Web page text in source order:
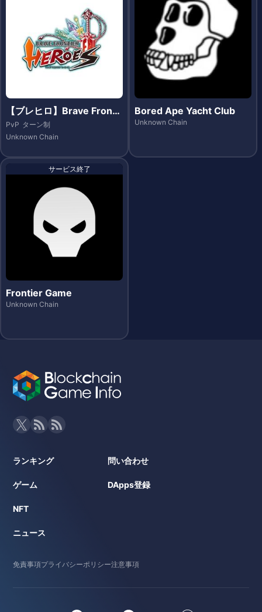
【ブレヒロ】Brave Fronti
er Heroes（ブレイブ フロ
ンティア ヒーローズ）- Et
PvP ターン制
Unknown Chain
Bored Ape Yacht Club
Unknown Chain
サービス終了
Frontier Game
Unknown Chain
ランキング
ゲーム
NFT
ニュース
問い合わせ
DApps登録
免責事項プライバシーポリシー注意事項